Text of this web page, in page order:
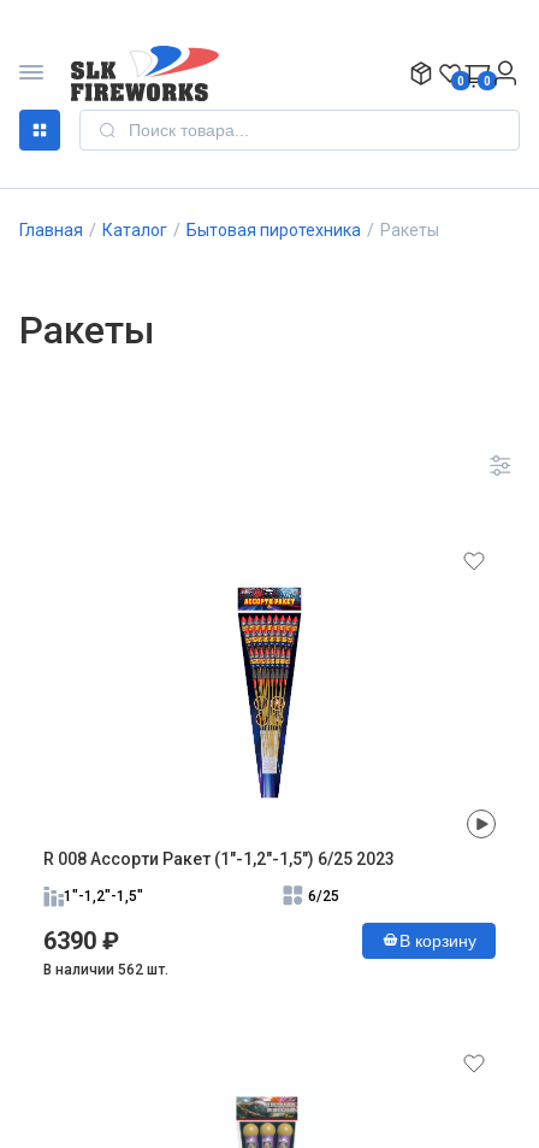
0 0
Главная / Каталог / Бытовая пиротехника / Ракеты
Ракеты
R 008 Ассорти Ракет (1"-1,2"-1,5") 6/25 2023
1"-1,2"-1,5" 6/25
6390 ₽ В корзину
В наличии 562 шт.